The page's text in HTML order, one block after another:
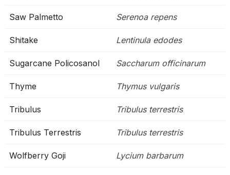
Saw Palmetto Serenoa repens
Shitake Lentinula edodes
Sugarcane Policosanol Saccharum officinarum
Thyme Thymus vulgaris
Tribulus Tribulus terrestris
Tribulus Terrestris Tribulus terrestris
Wolfberry Goji Lycium barbarum